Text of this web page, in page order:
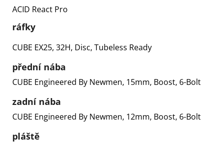
ACID React Pro
ráfky
CUBE EX25, 32H, Disc, Tubeless Ready
přední nába
CUBE Engineered By Newmen, 15mm, Boost, 6-Bolt
zadní nába
CUBE Engineered By Newmen, 12mm, Boost, 6-Bolt
pláště